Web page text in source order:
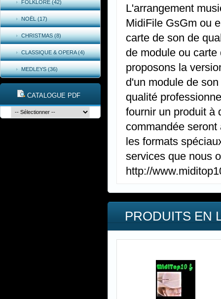
FOLKLORE (42)
NOËL (17)
CHRISTMAS (8)
CLASSIQUE & OPERA (4)
MEDLEYS (36)
CATALOGUE PDF
L'arrangement
MidiFile GsGm ou
carte de son de
de module ou
proposons la
d'un module de
qualité
fournir un produit à
commandée
les formats
services que nous
http://
PRODUITS EN